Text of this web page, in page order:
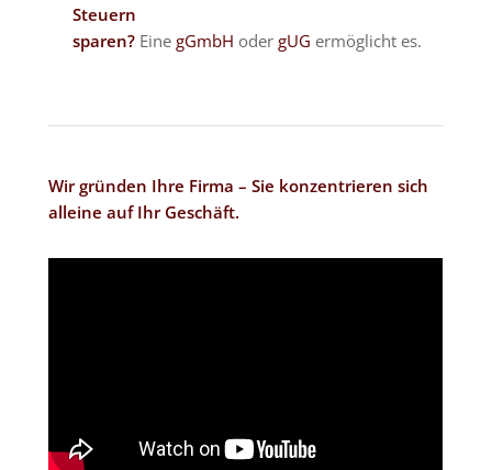
Steuern
sparen? EinegGmbH odergUG ermöglicht es.
Wir gründen Ihre Firma – Sie konzentrieren sich
alleine auf Ihr Geschäft.